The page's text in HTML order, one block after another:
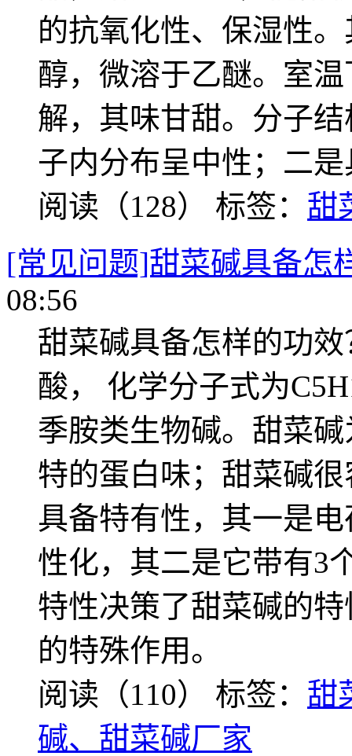
的抗氧化性、保湿性
醇，微溶于乙醚。室
解，其味甘甜。分子
子内分布呈中性；二
阅读（128） 标签： 甜
[常见问题]甜菜碱具备怎
08:56
甜菜碱具备怎样的功
酸， 化学分子式为
季胺类生物碱。甜菜
特的蛋白味；甜菜碱
具备特有性，其一是
性化，其二是它带有3
特性决策了甜菜碱的
的特殊作用。
阅读（110） 标签： 甜
碱、甜菜碱厂家